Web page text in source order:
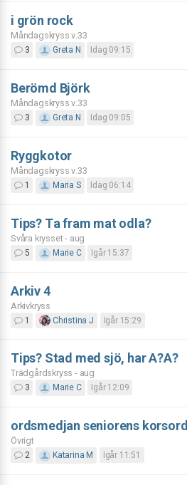
i grön rock
Måndagskryss v.33
3 Greta N Idag 09:15
Berömd Björk
Måndagskryss v.33
3 Greta N Idag 09:05
Ryggkotor
Måndagskryss v.33
1 Maria S Idag 06:14
Tips? Ta fram mat odla?
Svåra krysset - aug
5 Marie C Igår 15:37
Arkiv 4
Arkivkryss
1 Christina J Igår 15:29
Tips? Stad med sjö, har A?A?
Trädgårdskryss - aug
3 Marie C Igår 12:09
ordsmedjan seniorens korsord
Övrigt
2 Katarina M Igår 11:51